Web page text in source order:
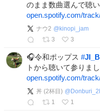
のまま数曲選んで聴
open.spotify.com/
ナウ2 @ kinopi_jam
3
3
🎧令和ポップス #
トから聴いて参りま
open.spotify.com/
丼 (2杯目) @
1
1